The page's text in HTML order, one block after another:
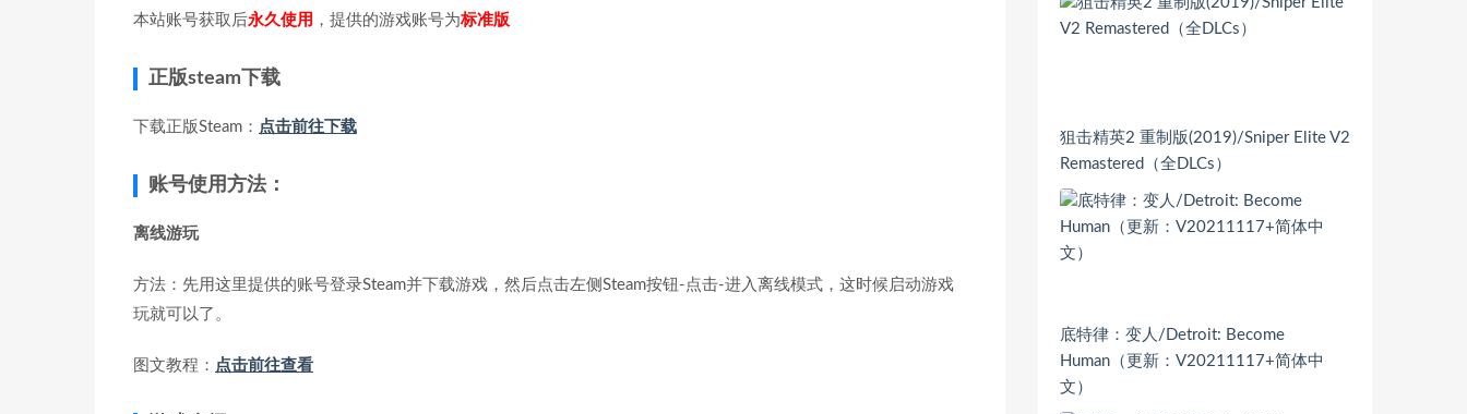
本站账号获取后永久使用 ，提供的游戏账号为标准版
正版steam下载
下载正版Steam： 点击前往下载
账号使用方法：
离线游玩
方法：先用这里提供的账号登录Steam并下载游戏，然后点击左侧Steam按钮-点击-进入离线模式，这时候启动游戏
玩就可以了。
图文教程： 点击前往查看
狙击精英2 重制版(2019)/Sniper Elite V2
Remastered（全DLCs）
底特律：变人/Detroit: Become
Human（更新：V20211117+简体中
文）